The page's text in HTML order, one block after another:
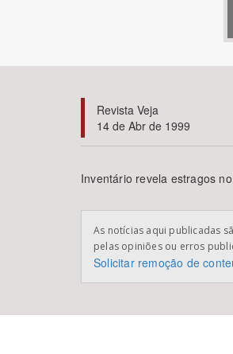
Revista Veja
14 de Abr de 1999
Inventário revela estragos
As notícias aqui publicadas
pelas opiniões ou erros
Solicitar remoção de